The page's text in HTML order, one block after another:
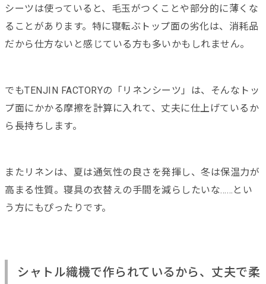
シーツは使っていると、毛玉がつくことや部分的に薄くな
ることがあります。特に寝転ぶトップ面の劣化は、消耗品
だから仕方ないと感じている方も多いかもしれません。
でもTENJIN FACTORYの「リネンシーツ」は、そんなトッ
プ面にかかる摩擦を計算に入れて、丈夫に仕上げているか
ら長持ちします。
またリネンは、夏は通気性の良さを発揮し、冬は保温力が
高まる性質。寝具の衣替えの手間を減らしたいな……とい
う方にもぴったりです。
シャトル織機で作られているから、丈夫で柔